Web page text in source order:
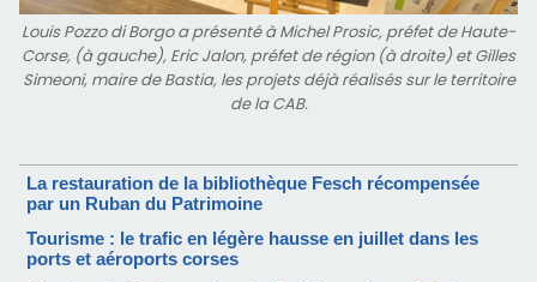
Louis Pozzo di Borgo a présenté à Michel Prosic, préfet de Haute-
Corse, (à gauche), Eric Jalon, préfet de région (à droite) et Gilles
Simeoni, maire de Bastia, les projets déjà réalisés sur le territoire
de la CAB.
La restauration de la bibliothèque Fesch récompensée
par un Ruban du Patrimoine
Tourisme : le trafic en légère hausse en juillet dans les
ports et aéroports corses